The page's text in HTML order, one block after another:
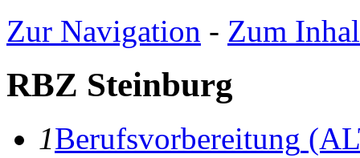
Zur Navigation - Zum
RBZ Steinburg
1Berufsvorbereitung